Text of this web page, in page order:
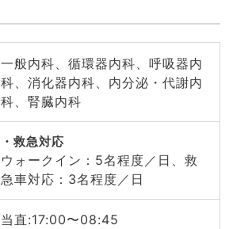
一般内科、循環器内科、呼吸器内
科、消化器内科、内分泌・代謝内
科、腎臓内科
救急対応
ウォークイン：5名程度／日、救
急車対応：3名程度／日
当直:17:00〜08:45